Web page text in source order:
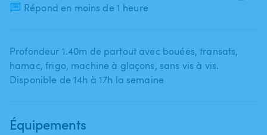
Répond en moins de 1 heure
Profondeur 1.40m de partout avec bouées​,​ transats​,​
hamac​,​ frigo​,​ machine à glaçons​,​ sans vis à vis.
Disponible de 14h à 17h la semaine
Équipements